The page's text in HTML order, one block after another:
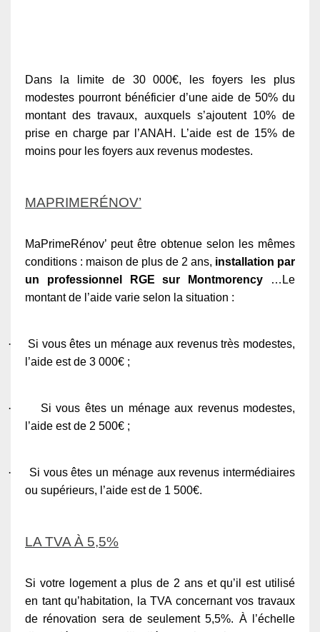
Dans la limite de 30 000€, les foyers les plus
modestes pourront bénéficier d’une aide de 50% du
montant des travaux, auxquels s’ajoutent 10% de
prise en charge par l’ANAH. L’aide est de 15% de
moins pour les foyers aux revenus modestes.
MAPRIMERÉNOV’
MaPrimeRénov’ peut être obtenue selon les mêmes
conditions : maison de plus de 2 ans, installation par
un professionnel RGE sur Montmorency …Le
montant de l’aide varie selon la situation :
·
Si vous êtes un ménage aux revenus très modestes,
l’aide est de 3 000€ ;
·
Si vous êtes un ménage aux revenus modestes,
l’aide est de 2 500€ ;
·
Si vous êtes un ménage aux revenus intermédiaires
ou supérieurs, l’aide est de 1 500€.
LA TVA À 5,5%
Si votre logement a plus de 2 ans et qu’il est utilisé
en tant qu’habitation, la TVA concernant vos travaux
de rénovation sera de seulement 5,5%. À l’échelle